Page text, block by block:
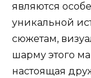
являются
уникальной
сюжетам,
шарму этого
настоящая